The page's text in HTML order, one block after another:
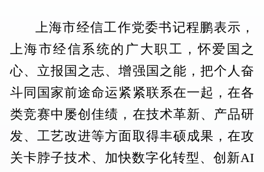
上海市经信工作党委书记程鹏表示，
上海市经信系统的广大职工，怀爱国之
心、立报国之志、增强国之能，把个人奋
斗同国家前途命运紧紧联系在一起，在各
类竞赛中屡创佳绩，在技术革新、产品研
发、工艺改进等方面取得丰硕成果，在攻
关卡脖子技术、加快数字化转型、创新AI